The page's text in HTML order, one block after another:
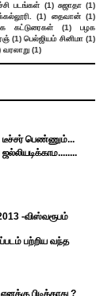
படங்கள் (1) சுஜாதா (1)
(1) தைவான் (1)
கட்டுரைகள் (1)
பழக
(1) பெல்ஜியம் சினிமா (1)
வரலாறு (1)
டீச்சர் பெண்ணும்...
-விஸ்வரூபம்
பற்றிய வந்த
பிடிக்காது ?